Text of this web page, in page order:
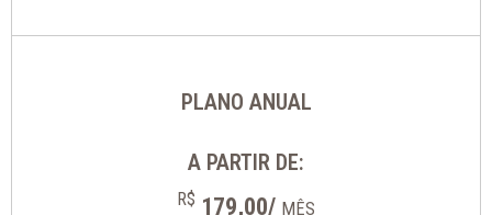
PLANO ANUAL
A PARTIR DE:
R$ 179,00/ MÊS